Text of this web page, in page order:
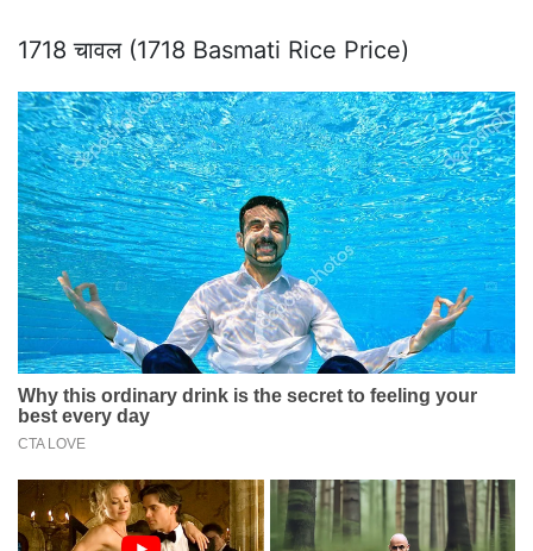
1718 चावल (1718 Basmati Rice Price)